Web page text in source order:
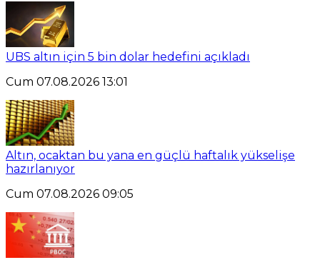
UBS altın için 5 bin dolar hedefini açıkladı
Cum 07.08.2026 13:01
Altın, ocaktan bu yana en güçlü haftalık yükselişe
hazırlanıyor
Cum 07.08.2026 09:05